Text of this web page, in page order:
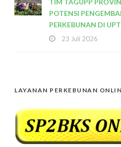
TIM TAGUPP
POTENSI
PERKEBUNAN DI
23 Juli 2026
LAYANAN PERKEBUNAN